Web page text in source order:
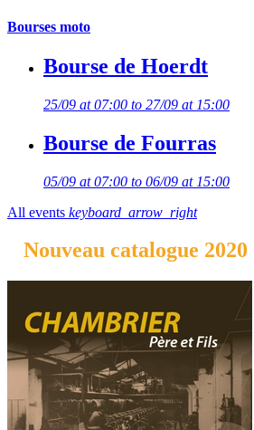
Bourses moto
Bourse de Hoerdt
25/09 at 07:00 to 27/09 at 15:00
Bourse de Fourras
05/09 at 07:00 to 06/09 at 15:00
All events keyboard_arrow_right
Nouveau catalogue 2020